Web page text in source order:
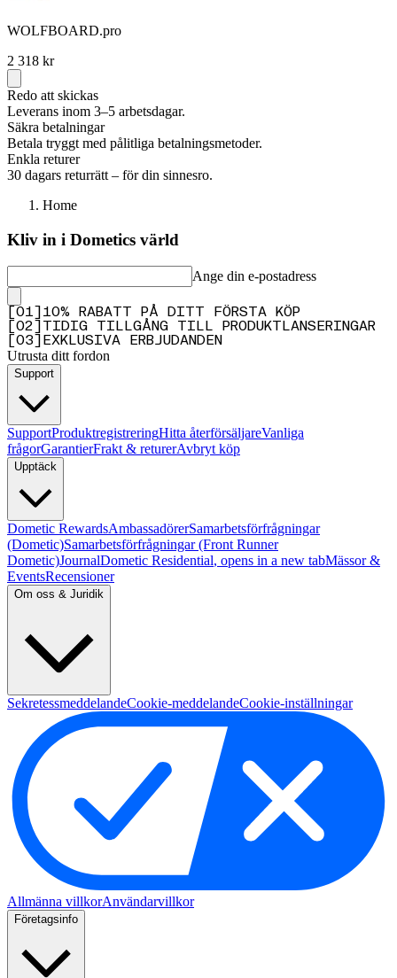
WOLFBOARD.pro
2 318 kr
Redo att skickas
Leverans inom 3–5 arbetsdagar.
Säkra betalningar
Betala tryggt med pålitliga betalningsmetoder.
Enkla returer
30 dagars returrätt – för din sinnesro.
Home
Kliv in i Dometics värld
Ange din e-postadress
01
10% RABATT PÅ DITT FÖRSTA KÖP
02
TIDIG TILLGÅNG TILL PRODUKTLANSERINGAR
03 EXKLUSIVA ERBJUDANDEN
Utrusta ditt fordon
Support
SupportProduktregistreringHitta återförsäljareVanliga
frågorGarantierFrakt & returerAvbryt köp
Upptäck
Dometic RewardsAmbassadörerSamarbetsförfrågningar
(Dometic)Samarbetsförfrågningar (Front Runner
Dometic)JournalDometic Residential, opens in a new tabMässor &
EventsRecensioner
Om oss & Juridik
SekretessmeddelandeCookie-meddelandeCookie-inställningar
Allmänna villkorAnvändarvillkor
Företagsinfo